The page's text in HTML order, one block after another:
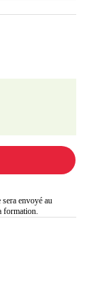
envoyé au
formation.